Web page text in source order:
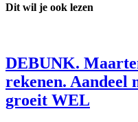
Dit wil je ook lezen
DEBUNK.
rekenen. Aandeel
groeit WEL